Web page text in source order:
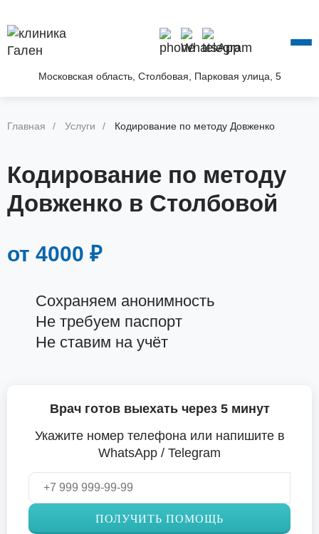
Московская область, Столбовая, Парковая улица, 5
О КЛИНИКЕ
УСЛУГИ
КОНТАКТЫ
Главная Услуги Кодирование по методу Довженко
Кодирование по методу
Довженко в Столбовой
от 4000 ₽
Сохраняем анонимность
Не требуем паспорт
Не ставим на учёт
Врач готов выехать через 5 минут
Укажите номер телефона или напишите в
WhatsApp / Telegram
ПОЛУЧИТЬ ПОМОЩЬ